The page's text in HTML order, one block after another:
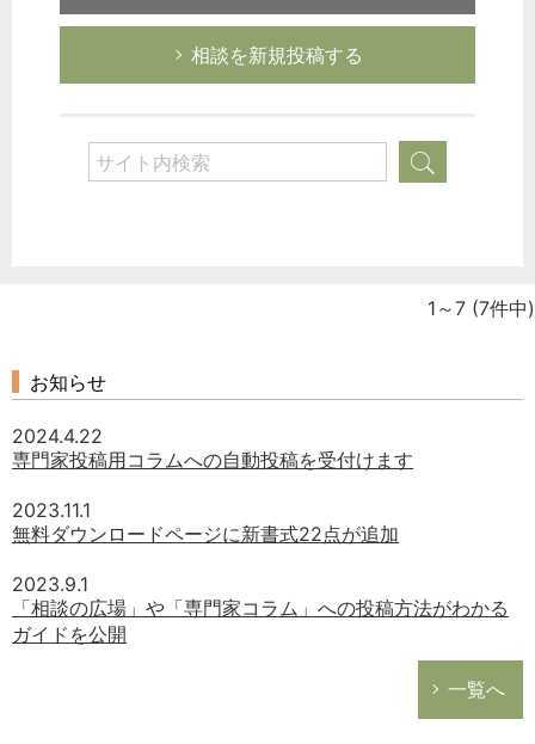
相談を新規投稿する
1～7 (7件中)
お知らせ
2024.4.22
専門家投稿用コラムへの自動投稿を受付けます
2023.11.1
無料ダウンロードページに新書式22点が追加
2023.9.1
「相談の広場」や「専門家コラム」への投稿方法がわかる
ガイドを公開
一覧へ